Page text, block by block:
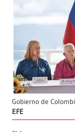
Gobierno de
EFE